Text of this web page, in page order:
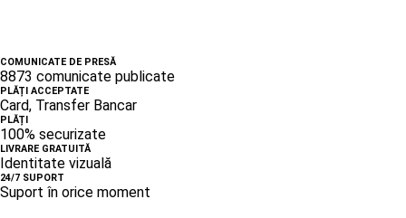
COMUNICATE DE PRESĂ
8873 comunicate publicate
PLĂȚI ACCEPTATE
Card, Transfer Bancar
PLĂȚI
100% securizate
LIVRARE GRATUITĂ
Identitate vizuală
24/7 SUPORT
Suport în orice moment